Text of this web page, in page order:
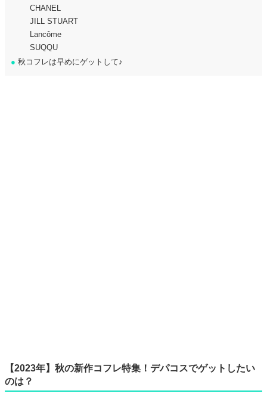
CHANEL
JILL STUART
Lancôme
SUQQU
● 秋コフレは早めにゲットして♪
【2023年】秋の新作コフレ特集！デパコスでゲットしたい
のは？